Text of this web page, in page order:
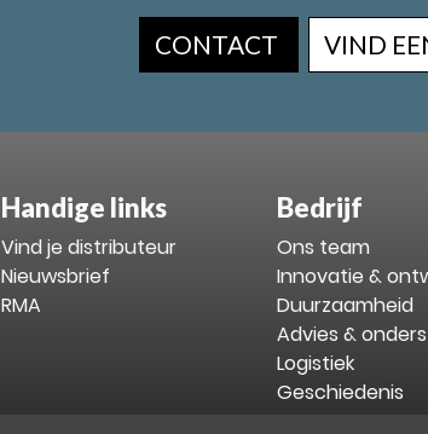
CONTACT VIND
Handige links
Vind je distributeur
Nieuwsbrief
RMA
Bedrijf
Ons team
Innovatie &
Duurzaamheid
Advies &
Logistiek
Geschiedenis